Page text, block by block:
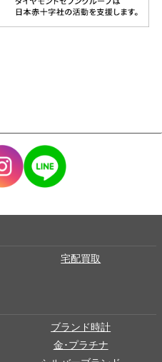
宅配買取
ブランド時計
金･プラチナ